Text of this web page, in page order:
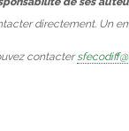
directement. Un
contacter